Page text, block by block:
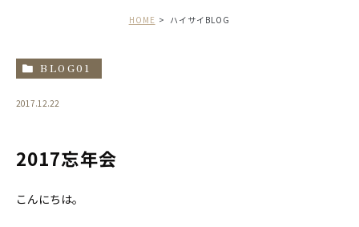
HOME ハイサイBLOG
BLOG01
2017.12.22
2017忘年会
こんにちは。